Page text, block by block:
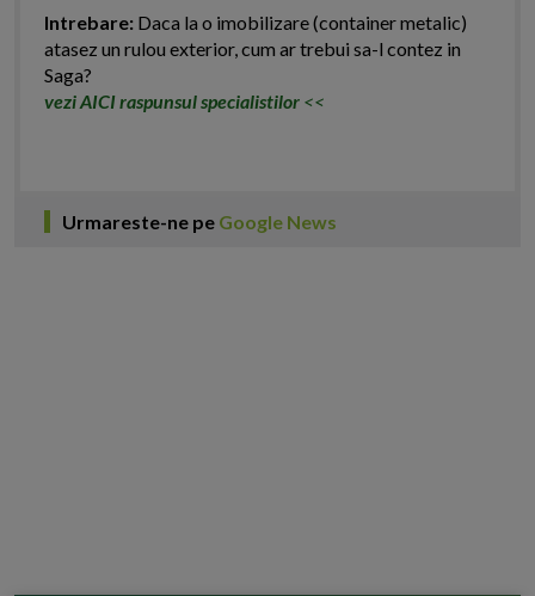
Intrebare: Daca la o imobilizare (container metalic)
atasez un rulou exterior, cum ar trebui sa-l contez in
Saga?
vezi AICI raspunsul specialistilor <<
Urmareste-ne pe Google News